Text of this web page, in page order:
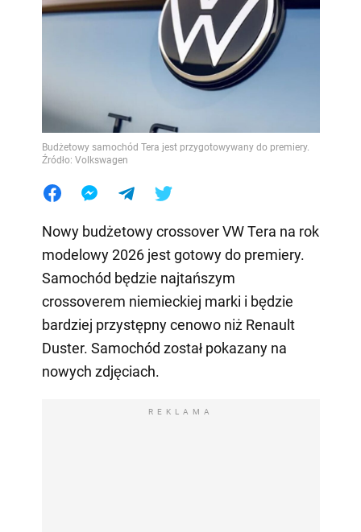
Budżetowy samochód Tera jest przygotowywany do premiery.
Źródło: Volkswagen
Nowy budżetowy crossover VW Tera na rok
modelowy 2026 jest gotowy do premiery.
Samochód będzie najtańszym
crossoverem niemieckiej marki i będzie
bardziej przystępny cenowo niż Renault
Duster. Samochód został pokazany na
nowych zdjęciach.
REKLAMA